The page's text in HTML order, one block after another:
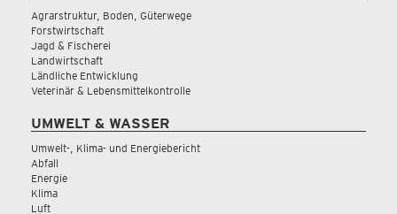
Agrarstruktur, Boden, Güterwege
Forstwirtschaft
Jagd & Fischerei
Landwirtschaft
Ländliche Entwicklung
Veterinär & Lebensmittelkontrolle
UMWELT & WASSER
Umwelt-, Klima- und Energiebericht
Abfall
Energie
Klima
Luft